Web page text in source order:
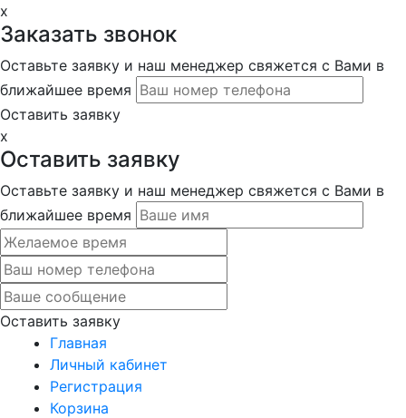
x
Заказать звонок
Оставьте заявку и наш менеджер свяжется с Вами в
ближайшее время
Оставить заявку
x
Оставить заявку
Оставьте заявку и наш менеджер свяжется с Вами в
ближайшее время
Оставить заявку
Главная
Личный кабинет
Регистрация
Корзина